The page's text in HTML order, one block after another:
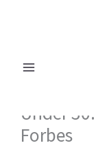
Under
Forbes